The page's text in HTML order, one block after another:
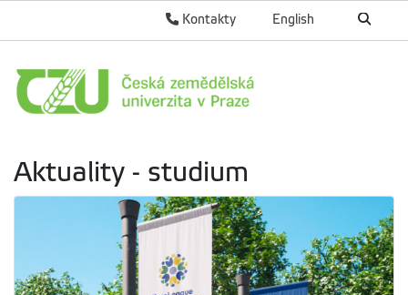
English
Kontakty
Aktuality - studium